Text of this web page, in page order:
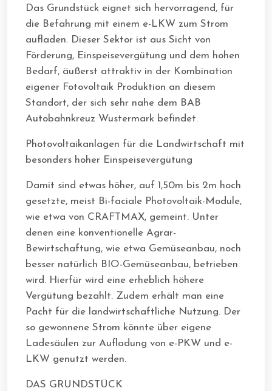
Das Grundstück eignet sich hervorragend, für
die Befahrung mit einem e-LKW zum Strom
aufladen. Dieser Sektor ist aus Sicht von
Förderung, Einspeisevergütung und dem hohen
Bedarf, äußerst attraktiv in der Kombination
eigener Fotovoltaik Produktion an diesem
Standort, der sich sehr nahe dem BAB
Autobahnkreuz Wustermark befindet.
Photovoltaikanlagen für die Landwirtschaft mit
besonders hoher Einspeisevergütung
Damit sind etwas höher, auf 1,50m bis 2m hoch
gesetzte, meist Bi-faciale Photovoltaik-Module,
wie etwa von CRAFTMAX, gemeint. Unter
denen eine konventionelle Agrar-
Bewirtschaftung, wie etwa Gemüseanbau, noch
besser natürlich BIO-Gemüseanbau, betrieben
wird. Hierfür wird eine erheblich höhere
Vergütung bezahlt. Zudem erhält man eine
Pacht für die landwirtschaftliche Nutzung. Der
so gewonnene Strom könnte über eigene
Ladesäulen zur Aufladung von e-PKW und e-
LKW genutzt werden.
DAS GRUNDSTÜCK